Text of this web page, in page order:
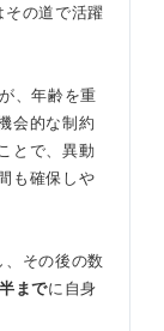
その道で活躍
、年齢を重
会的な制約
とで、異動
も確保しや
、その後の数
までに自身